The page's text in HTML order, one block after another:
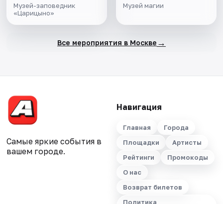
Музей-заповедник
«Царицыно»
Музей магии
Все мероприятия в Москве →
Самые яркие события в
вашем городе.
Навигация
Главная
Города
Площадки
Артисты
Рейтинги
Промокоды
О нас
Возврат билетов
Политика